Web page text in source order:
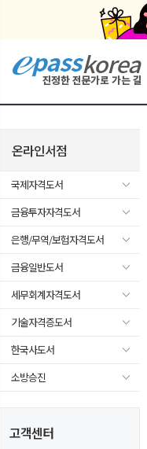
온라인서점
국제자격도서
금융투자자격도서
은행/무역/보험자격도서
금융일반도서
세무회계자격도서
기술자격증도서
한국사도서
소방승진
고객센터